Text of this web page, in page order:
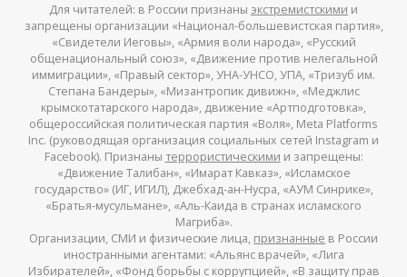
Для читателей: в России признаны экстремистскими и
запрещены организации «Национал-большевистская партия»,
«Свидетели Иеговы», «Армия воли народа», «Русский
общенациональный союз», «Движение против нелегальной
иммиграции», «Правый сектор», УНА-УНСО, УПА, «Тризуб им.
Степана Бандеры», «Мизантропик дивижн», «Меджлис
крымскотатарского народа», движение «Артподготовка»,
общероссийская политическая партия «Воля», Meta Platforms
Inc. (руководящая организация социальных сетей Instagram и
Facebook). Признаны террористическими и запрещены:
«Движение Талибан», «Имарат Кавказ», «Исламское
государство» (ИГ, ИГИЛ), Джебхад-ан-Нусра, «АУМ Синрике»,
«Братья-мусульмане», «Аль-Каида в странах исламского
Магриба».
Организации, СМИ и физические лица, признанные в России
иностранными агентами: «Альянс врачей», «Лига
Избирателей», «Фонд борьбы с коррупцией», «В защиту прав